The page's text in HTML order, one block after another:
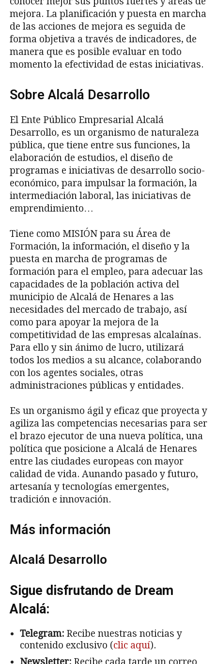
mejora. La planificación y puesta en marcha
de las acciones de mejora es seguida de
forma objetiva a través de indicadores, de
manera que es posible evaluar en todo
momento la efectividad de estas iniciativas.
Sobre Alcalá Desarrollo
El Ente Público Empresarial Alcalá
Desarrollo, es un organismo de naturaleza
pública, que tiene entre sus funciones, la
elaboración de estudios, el diseño de
programas e iniciativas de desarrollo socio-
económico, para impulsar la formación, la
intermediación laboral, las iniciativas de
emprendimiento…
Tiene como MISIÓN para su Área de
Formación, la información, el diseño y la
puesta en marcha de programas de
formación para el empleo, para adecuar las
capacidades de la población activa del
municipio de Alcalá de Henares a las
necesidades del mercado de trabajo, así
como para apoyar la mejora de la
competitividad de las empresas alcalaínas.
Para ello y sin ánimo de lucro, utilizará
todos los medios a su alcance, colaborando
con los agentes sociales, otras
administraciones públicas y entidades.
Es un organismo ágil y eficaz que proyecta y
agiliza las competencias necesarias para ser
el brazo ejecutor de una nueva política, una
política que posicione a Alcalá de Henares
entre las ciudades europeas con mayor
calidad de vida. Aunando pasado y futuro,
artesanía y tecnologías emergentes,
tradición e innovación.
Más información
Alcalá Desarrollo
Sigue disfrutando de Dream
Alcalá:
Telegram: Recibe nuestras noticias y
contenido exclusivo (clic aquí).